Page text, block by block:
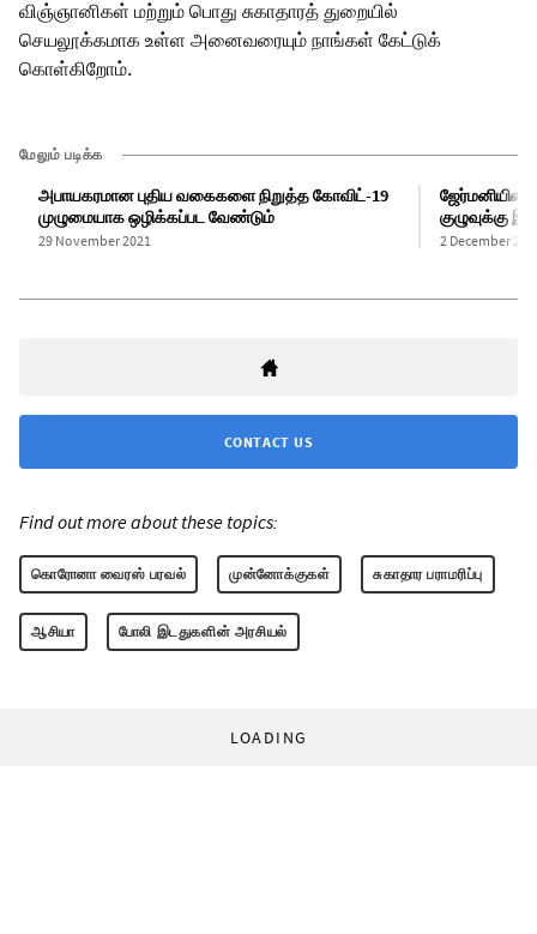
விஞ்ஞானிகள் மற்றும் பொது சுகாதாரத் துறையில்
செயலூக்கமாக உள்ள அனைவரையும் நாங்கள் கேட்டுக்
கொள்கிறோம்.
மேலும் படிக்க
அபாயகரமான புதிய வகைகளை நிறுத்த கோவிட்-19
முழுமையாக ஒழிக்கப்பட வேண்டும்
29 November 2021
ஜேர்மனியின்
குழுவுக்கு
2 December
CONTACT US
Find out more about these topics:
கொரோனா வைரஸ் பரவல் முன்னோக்குகள் சுகாதார பராமரிப்பு
ஆசியா போலி இடதுகளின் அரசியல்
LOADING